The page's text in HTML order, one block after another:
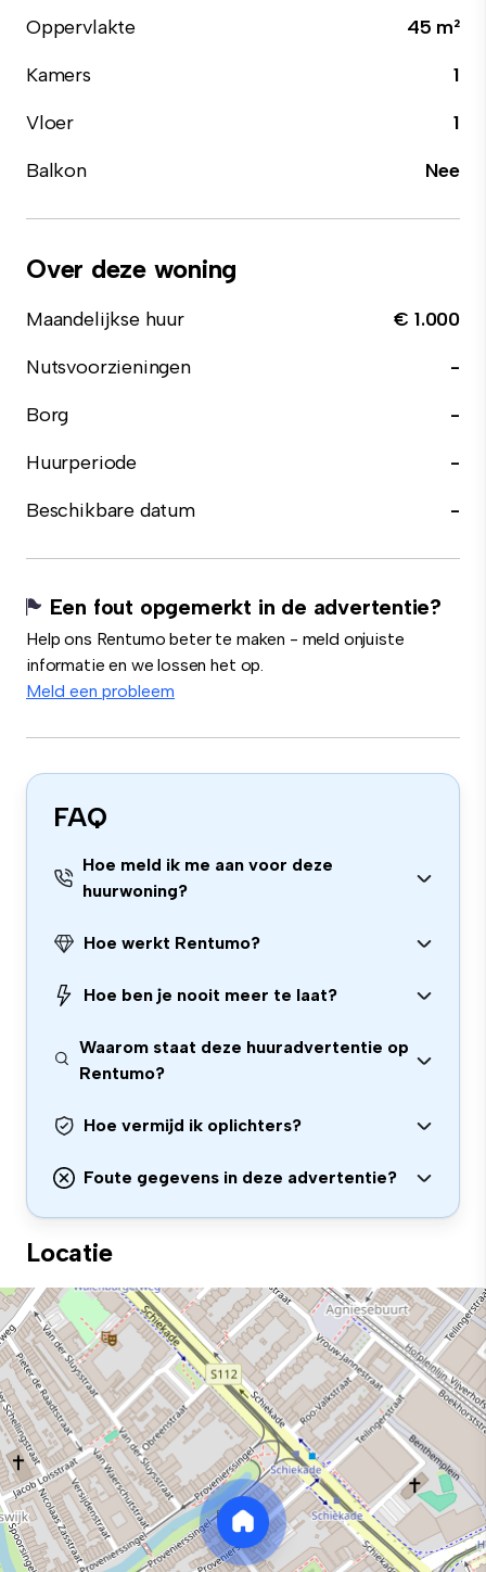
Oppervlakte
45 m²
Kamers
1
Vloer
1
Balkon
Nee
Over deze woning
Maandelijkse huur
€ 1.000
Nutsvoorzieningen
-
Borg
-
Huurperiode
-
Beschikbare datum
-
Een fout opgemerkt in de advertentie?
Help ons Rentumo beter te maken - meld onjuiste
informatie en we lossen het op.
Meld een probleem
FAQ
Hoe meld ik me aan voor deze
huurwoning?
Hoe werkt Rentumo?
Hoe ben je nooit meer te laat?
Waarom staat deze huuradvertentie op
Rentumo?
Hoe vermijd ik oplichters?
Foute gegevens in deze advertentie?
Locatie